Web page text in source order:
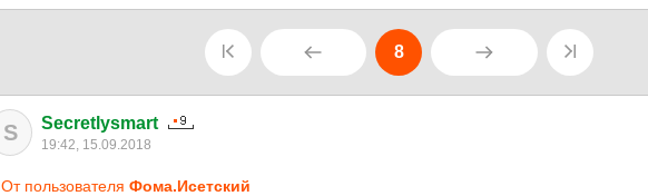
8
S Secretlysmart
19:42, 15.09.2018
От пользователя Фома.Исетский